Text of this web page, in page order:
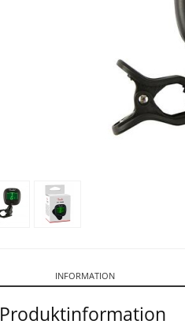
INFORMATION
Produktinformation